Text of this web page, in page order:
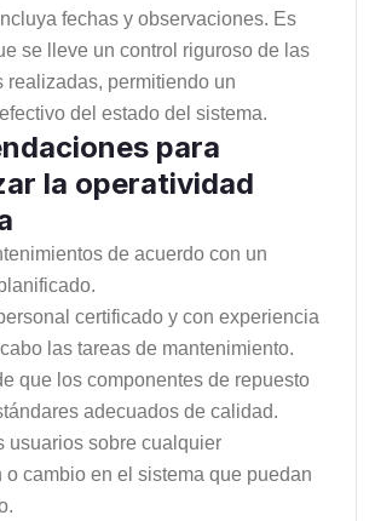
fechas y observaciones. Es
se lleve un control riguroso de las
realizadas, permitiendo un
del estado del sistema.
para
la operatividad
de acuerdo con un
certificado y con experiencia
las tareas de mantenimiento.
que los componentes de repuesto
adecuados de calidad.
usuarios sobre cualquier
cambio en el sistema que puedan